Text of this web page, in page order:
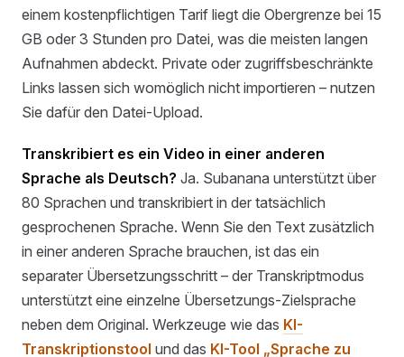
einem kostenpflichtigen Tarif liegt die Obergrenze bei 15
GB oder 3 Stunden pro Datei, was die meisten langen
Aufnahmen abdeckt. Private oder zugriffsbeschränkte
Links lassen sich womöglich nicht importieren – nutzen
Sie dafür den Datei-Upload.
Transkribiert es ein Video in einer anderen
Sprache als Deutsch? Ja. Subanana unterstützt über
80 Sprachen und transkribiert in der tatsächlich
gesprochenen Sprache. Wenn Sie den Text zusätzlich
in einer anderen Sprache brauchen, ist das ein
separater Übersetzungsschritt – der Transkriptmodus
unterstützt eine einzelne Übersetzungs-Zielsprache
neben dem Original. Werkzeuge wie das KI-
Transkriptionstool und das KI-Tool „Sprache zu